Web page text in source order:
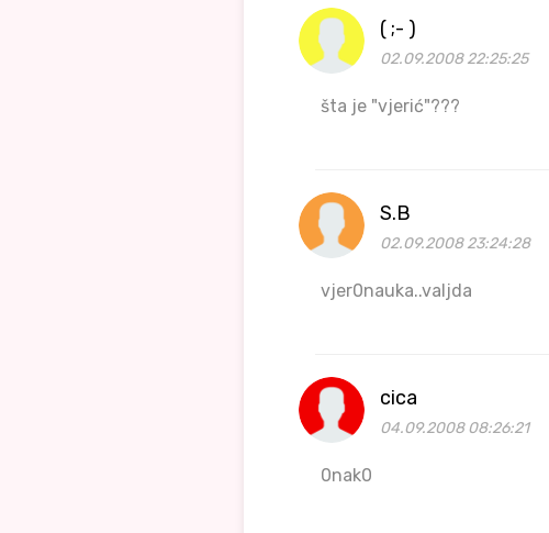
( ;- )
02.09.2008 22:25:25
šta je "vjerić"???
S.B
02.09.2008 23:24:28
vjer0nauka..valjda
cica
04.09.2008 08:26:21
0nak0